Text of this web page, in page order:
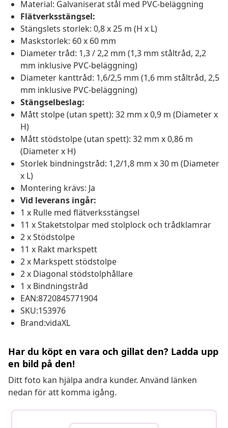
Material: Galvaniserat stål med PVC-beläggning
Flätverksstängsel:
Stängslets storlek: 0,8 x 25 m (H x L)
Maskstorlek: 60 x 60 mm
Diameter tråd: 1,3 / 2,2 mm (1,3 mm ståltråd, 2,2
mm inklusive PVC-beläggning)
Diameter kanttråd: 1,6/2,5 mm (1,6 mm ståltråd, 2,5
mm inklusive PVC-beläggning)
Stängselbeslag:
Mått stolpe (utan spett): 32 mm x 0,9 m (Diameter x
H)
Mått stödstolpe (utan spett): 32 mm x 0,86 m
(Diameter x H)
Storlek bindningstråd: 1,2/1,8 mm x 30 m (Diameter
x L)
Montering krävs: Ja
Vid leverans ingår:
1 x Rulle med flätverksstängsel
11 x Staketstolpar med stolplock och trådklamrar
2 x Stödstolpe
11 x Rakt markspett
2 x Markspett stödstolpe
2 x Diagonal stödstolphållare
1 x Bindningstråd
EAN:8720845771904
SKU:153976
Brand:vidaXL
Har du köpt en vara och gillat den? Ladda upp
en bild på den!
Ditt foto kan hjälpa andra kunder. Använd länken
nedan för att komma igång.